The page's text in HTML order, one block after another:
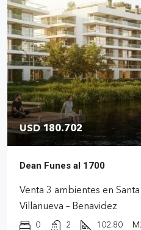
USD 180.702
Dean Funes al 1700
Venta 3 ambientes en
Villanueva – Benavidez
0 2 102.80